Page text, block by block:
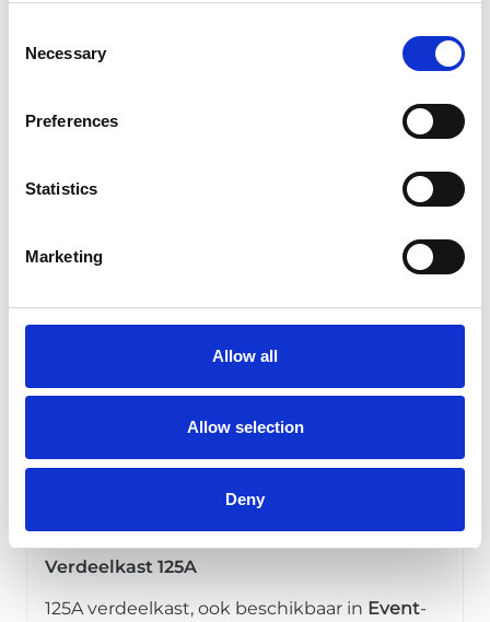
Selection
Necessary
Preferences
Statistics
Marketing
Allow all
Allow selection
Deny
63A verdeelkast, ook beschikbaar in
Event-
afgezekerd is met eigen aardlekautomaat 30
Meer info
Verdeelkast 125A
125A verdeelkast, ook beschikbaar in Event-